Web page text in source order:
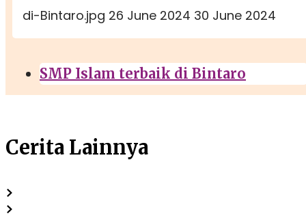
di-Bintaro.jpg 26 June 2024 30 June 2024
SMP Islam terbaik di Bintaro
Cerita Lainnya